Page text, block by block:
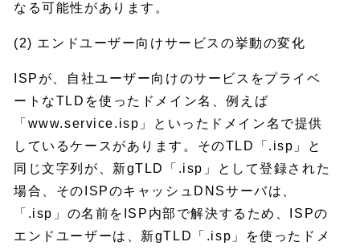
なる可能性があります。
(2) エンドユーザー向けサービスの挙動の変化
ISPが、自社ユーザー向けのサービスをプライベ
ートなTLDを使ったドメイン名、例えば
「www.service.isp」といったドメイン名で提供
しているケースがあります。そのTLD「.isp」と
同じ文字列が、新gTLD「.isp」として登録された
場合、そのISPのキャッシュDNSサーバは、
「.isp」の名前をISP内部で解決するため、ISPの
エンドユーザーは、新gTLD「.isp」を使ったドメ